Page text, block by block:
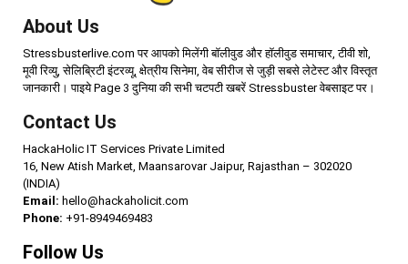
About Us
Stressbusterlive.com पर आपको मिलेंगी बॉलीवुड और हॉलीवुड समाचार, टीवी शो,
मूवी रिव्यु, सेलिब्रिटी इंटरव्यू, क्षेत्रीय सिनेमा, वेब सीरीज से जुड़ी सबसे लेटेस्ट और विस्तृत
जानकारी। पाइये Page 3 दुनिया की सभी चटपटी खबरें Stressbuster वेबसाइट पर।
Contact Us
HackaHolic IT Services Private Limited
16, New Atish Market, Maansarovar Jaipur, Rajasthan – 302020
(INDIA)
Email: hello@hackaholicit.com
Phone: +91-8949469483
Follow Us